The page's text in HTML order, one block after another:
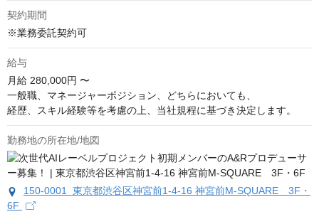
契約期間
※業務委託契約可
給与
月給 280,000円 〜
一般職、マネージャーポジション、どちらにおいても、
経歴、スキル経験等を考慮の上、当社規程に基づき決定します。
勤務地の所在地/地図
150-0001 東京都渋谷区神宮前1-4-16 神宮前M-SQUARE 3F・
6F